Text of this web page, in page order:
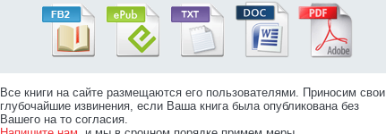
Все книги на сайте размещаются его пользователями. Приносим свои
глубочайшие извинения, если Ваша книга была опубликована без
Вашего на то согласия.